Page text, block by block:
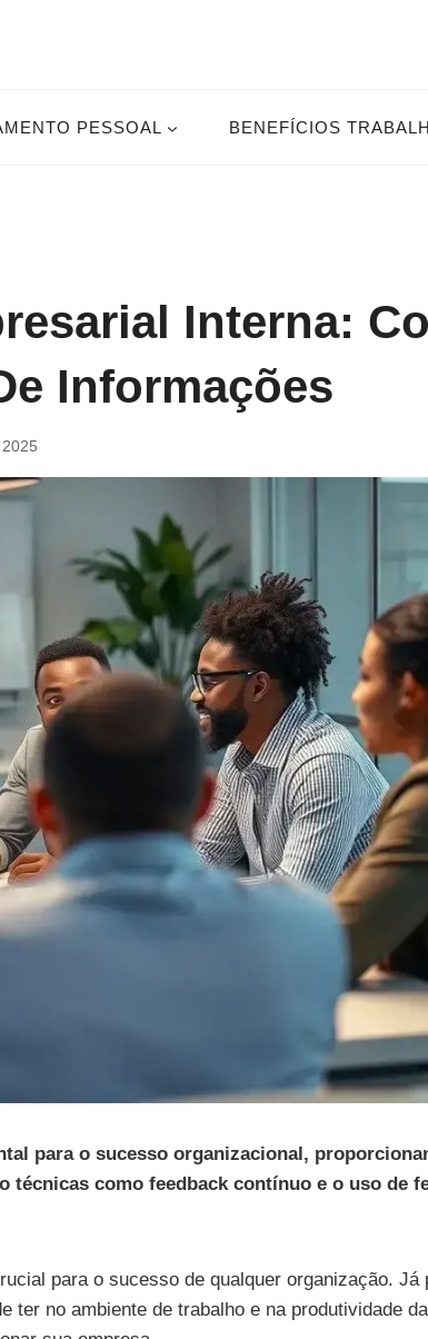
PESSOAL BENEFÍCIOS
Interna:
Informações
para o sucesso organizacional,
técnicas como feedback contínuo e o uso de
para o sucesso de qualquer organização. Já
ter no ambiente de trabalho e na produtividade